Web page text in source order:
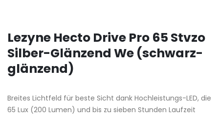
Lezyne Hecto Drive Pro 65 Stvzo
Silber-Glänzend We (schwarz-
glänzend)
Breites Lichtfeld für beste Sicht dank Hochleistungs-LED, die
65 Lux (200 Lumen) und bis zu sieben Stunden Laufzeit